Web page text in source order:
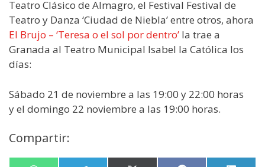
Teatro Clásico de Almagro, el Festival Festival de
Teatro y Danza ‘Ciudad de Niebla’ entre otros, ahora
El Brujo – ‘Teresa o el sol por dentro’ la trae a
Granada al Teatro Municipal Isabel la Católica los
días:
Sábado 21 de noviembre a las 19:00 y 22:00 horas
y el domingo 22 noviembre a las 19:00 horas.
Compartir: